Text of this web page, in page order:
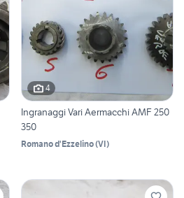
4
Ingranaggi Vari Aermacchi AMF 250
350
Romano d'Ezzelino(VI)